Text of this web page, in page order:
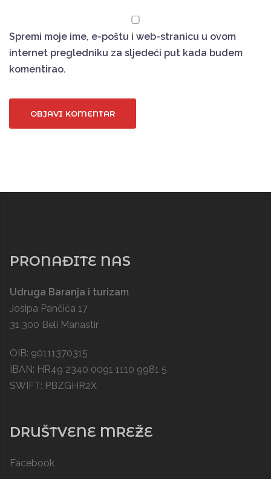
Spremi moje ime, e-poštu i web-stranicu u ovom
internet pregledniku za sljedeći put kada budem
komentirao.
PRONAĐITE NAS
Udruga Baranja i turizam
Josipa Pančića 17
31 300 Beli Manastir
OIB: 90111370315
IBAN: HR49 2340 0091 1110 9981 5
SWIFT: PBZGHR2X
DRUŠTVENE MREŽE
Facebook